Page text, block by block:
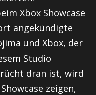
Xbox Showcase
angekündigte
und Xbox, der
Studio
dran ist, wird
zeigen,